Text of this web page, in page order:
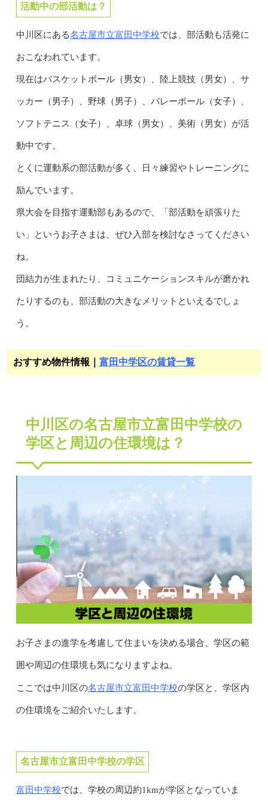
活動中の部活動は？
中川区にある名古屋市立富田中学校では、部活動も活発に
おこなわれています。
現在はバスケットボール（男女）、陸上競技（男女）、サ
ッカー（男子）、野球（男子）、バレーボール（女子）、
ソフトテニス（女子）、卓球（男女）、美術（男女）が活
動中です。
とくに運動系の部活動が多く、日々練習やトレーニングに
励んでいます。
県大会を目指す運動部もあるので、「部活動を頑張りた
い」というお子さまは、ぜひ入部を検討なさってください
ね。
団結力が生まれたり、コミュニケーションスキルが磨かれ
たりするのも、部活動の大きなメリットといえるでしょ
う。
おすすめ物件情報｜ 富田中学区の賃貸一覧
中川区の名古屋市立富田中学校の
学区と周辺の住環境は？
お子さまの進学を考慮して住まいを決める場合、学区の範
囲や周辺の住環境も気になりますよね。
ここでは中川区の名古屋市立富田中学校の学区と、学区内
の住環境をご紹介いたします。
名古屋市立富田中学校の学区
富田中学校では、学校の周辺約1kmが学区となっていま